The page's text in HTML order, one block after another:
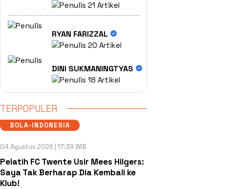
21 Artikel
RYAN FARIZZAL
20 Artikel
DINI SUKMANINGTYAS
18 Artikel
TERPOPULER
BOLA-INDONESIA
04 Agustus 2026 | 17:39 WIB
Pelatih FC Twente Usir Mees Hilgers:
Saya Tak Berharap Dia Kembali ke
Klub!